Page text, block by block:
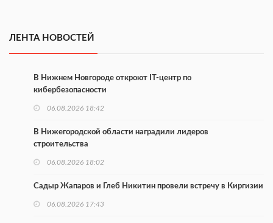
ЛЕНТА НОВОСТЕЙ
В Нижнем Новгороде откроют IT-центр по
кибербезопасности
06.08.2026 18:42
В Нижегородской области наградили лидеров
строительства
06.08.2026 18:02
Садыр Жапаров и Глеб Никитин провели встречу в Киргизии
06.08.2026 17:43